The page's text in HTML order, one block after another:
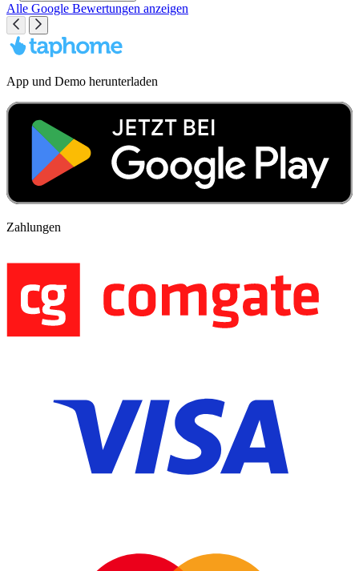
Alle Google Bewertungen anzeigen
App und Demo herunterladen
Zahlungen